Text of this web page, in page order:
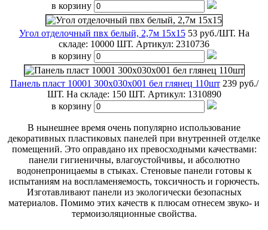
в корзину
Угол отделочный пвх белый, 2,7м 15х15 53 руб./ШТ. На
складе: 10000 ШТ. Артикул: 2310736
в корзину
Панель пласт 10001 300х030х001 бел глянец 110шт 239 руб./
ШТ. На складе: 150 ШТ. Артикул: 1310890
в корзину
В нынешнее время очень популярно использование
декоративных пластиковых панелей при внутренней отделке
помещений. Это оправдано их превосходными качествами:
панели гигиеничны, влагоустойчивы, и абсолютно
водонепроницаемы в стыках. Стеновые панели готовы к
испытаниям на воспламеняемость, токсичность и горючесть.
Изготавливают панели из экологически безопасных
материалов. Помимо этих качеств к плюсам отнесем звуко- и
термоизоляционные свойства.